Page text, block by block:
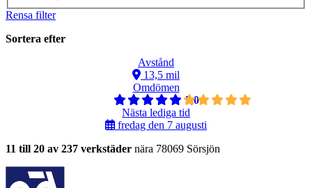
Rensa filter
Sortera efter
Avstånd
13,5 mil
Omdömen
5,0
Nästa lediga tid
fredag den 7 augusti
11 till 20 av 237 verkstäder nära 78069 Sörsjön